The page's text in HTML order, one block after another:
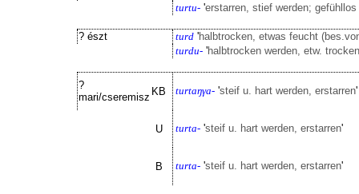
turtu- 'erstarren, stief werden;
? észt turd 'halbtrocken, etwas feucht
turdu- 'halbtrocken werden, etw.
?
mari/cseremisz KB turtaŋγa- 'steif u. hart werden, erstarren'
U turta- 'steif u. hart werden, erstarren'
B turta- 'steif u. hart werden, erstarren'